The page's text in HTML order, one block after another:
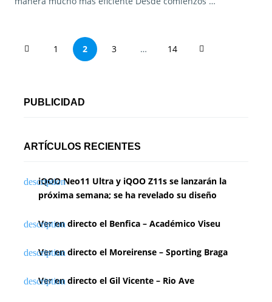
P
g
n
c
ó
n
d
1 2 3 … 14
PUBLICIDAD
ARTÍCULOS RECIENTES
iQOO Neo11 Ultra y iQOO Z11s se lanzarán la
próxima semana; se ha revelado su diseño
Ver en directo el Benfica – Académico Viseu
Ver en directo el Moreirense – Sporting Braga
Ver en directo el Gil Vicente – Rio Ave